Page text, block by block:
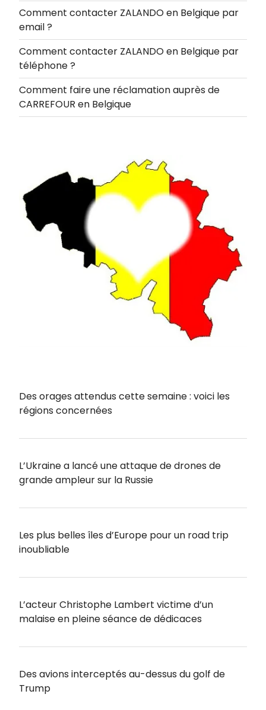
Comment contacter ZALANDO en Belgique par
email ?
Comment contacter ZALANDO en Belgique par
téléphone ?
Comment faire une réclamation auprès de
CARREFOUR en Belgique
Des orages attendus cette semaine : voici les
régions concernées
L’Ukraine a lancé une attaque de drones de
grande ampleur sur la Russie
Les plus belles îles d’Europe pour un road trip
inoubliable
L’acteur Christophe Lambert victime d’un
malaise en pleine séance de dédicaces
Des avions interceptés au-dessus du golf de
Trump